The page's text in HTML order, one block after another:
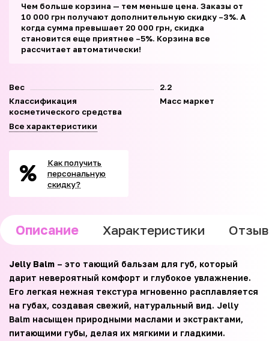
Чем больше корзина — тем меньше цена. Заказы от
10 000 грн получают дополнительную скидку –3%. А
когда сумма превышает 20 000 грн, скидка
становится еще приятнее –5%. Корзина все
рассчитает автоматически!
Вес
2.2
Классификация
косметического средства
Масс маркет
Все характеристики
Как получить
персональную
скидку?
Описание Характеристики
Jelly Balm – это тающий бальзам для губ, который
дарит невероятный комфорт и глубокое увлажнение.
Его легкая нежная текстура мгновенно расплавляется
на губах, создавая свежий, натуральный вид. Jelly
Balm насыщен природными маслами и экстрактами,
питающими губы, делая их мягкими и гладкими.